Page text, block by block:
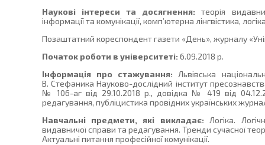
Наукові інтереси та досягнення: теорія
інформації та комунікації, комп’ютерна лінгвістика,
Позаштатний кореспондент газети «День», журналу
Початок роботи в університеті: 6.09.2018 р.
Інформація про стажування: Львівська
В. Стефаника Науково-дослідний інститут
№ 106-аг від 29.10.2018 р., довідка № 419 від
редагування, публіцистика провідних українських
Навчальні предмети, які викладає: Логіка.
видавничої справи та редагування. Тренди сучасної
Актуальні питання професійної комунікації.